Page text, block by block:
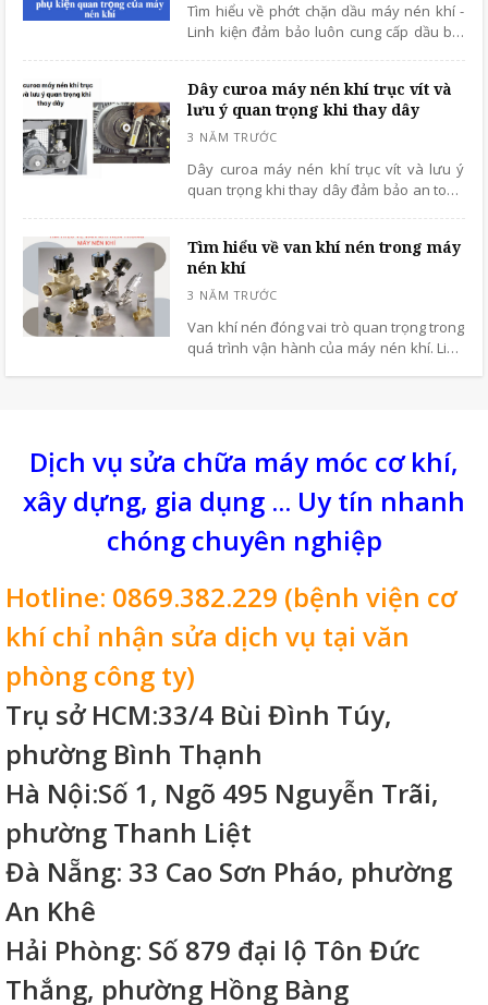
Tìm hiểu về phớt chặn dầu máy nén khí -
Linh kiện đảm bảo luôn cung cấp dầu bôi
hệ thống máy nén.
Dây curoa máy nén khí trục vít và
lưu ý quan trọng khi thay dây
Dây curoa máy nén khí trục vít và lưu ý
quan trọng khi thay dây đảm bảo an toàn
Tìm hiểu về van khí nén trong máy
nén khí
Van khí nén đóng vai trò quan trọng trong
quá trình vận hành của máy nén khí. Linh
Dịch vụ sửa chữa máy móc cơ khí,
xây dựng, gia dụng ... Uy tín nhanh
chóng chuyên nghiệp
Hotline: 0869.382.229 (bệnh viện cơ
khí chỉ nhận sửa dịch vụ tại văn
phòng công ty)
Trụ sở HCM:33/4 Bùi Đình Túy,
phường Bình Thạnh
Hà Nội:Số 1, Ngõ 495 Nguyễn Trãi,
phường Thanh Liệt
Đà Nẵng: 33 Cao Sơn Pháo, phường
An Khê
Hải Phòng: Số 879 đại lộ Tôn Đức
Thắng, phường Hồng Bàng